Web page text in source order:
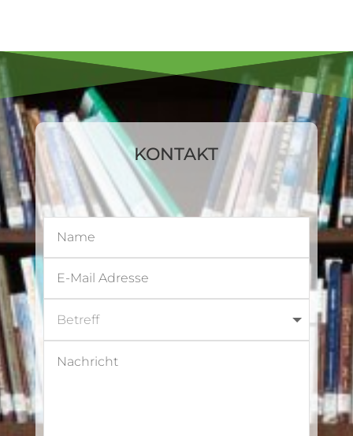
KONTAKT